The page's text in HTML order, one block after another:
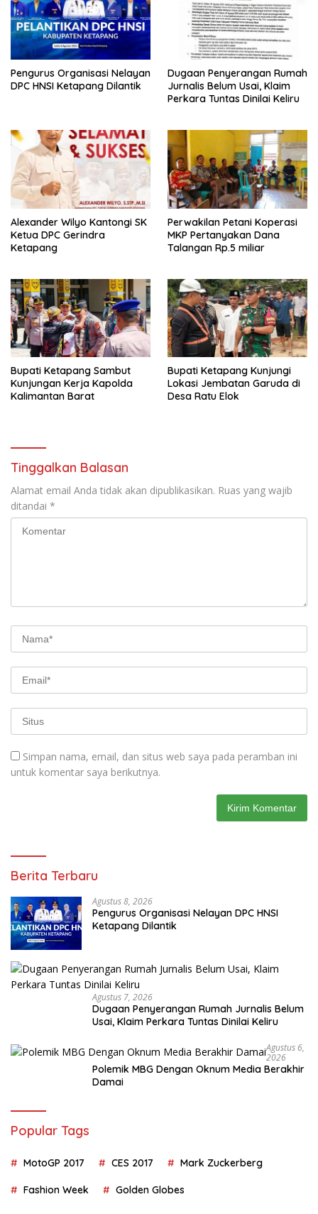
Pengurus Organisasi Nelayan
DPC HNSI Ketapang Dilantik
Dugaan Penyerangan Rumah
Jurnalis Belum Usai, Klaim
Perkara Tuntas Dinilai Keliru
Alexander Wilyo Kantongi SK
Ketua DPC Gerindra
Ketapang
Perwakilan Petani Koperasi
MKP Pertanyakan Dana
Talangan Rp.5 miliar
Bupati Ketapang Sambut
Kunjungan Kerja Kapolda
Kalimantan Barat
Bupati Ketapang Kunjungi
Lokasi Jembatan Garuda di
Desa Ratu Elok
Tinggalkan Balasan
Alamat email Anda tidak akan dipublikasikan. Ruas yang wajib
ditandai *
Simpan nama, email, dan situs web saya pada peramban ini
untuk komentar saya berikutnya.
Berita Terbaru
Agustus 8, 2026
Pengurus Organisasi Nelayan DPC HNSI
Ketapang Dilantik
Agustus 7, 2026
Dugaan Penyerangan Rumah Jurnalis Belum
Usai, Klaim Perkara Tuntas Dinilai Keliru
Agustus 6,
2026
Polemik MBG Dengan Oknum Media Berakhir
Damai
Popular Tags
MotoGP 2017 CES 2017 Mark Zuckerberg
Fashion Week Golden Globes